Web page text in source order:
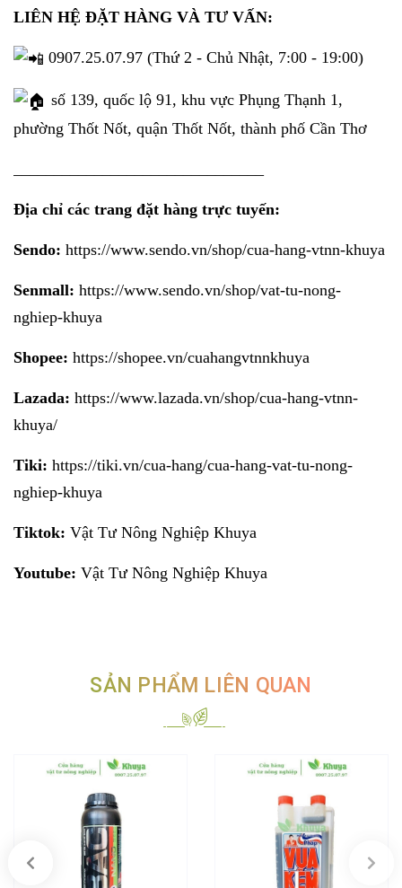
LIÊN HỆ ĐẶT HÀNG VÀ TƯ VẤN:
0907.25.07.97 (Thứ 2 - Chủ Nhật, 7:00 - 19:00)
số 139, quốc lộ 91, khu vực Phụng Thạnh 1,
phường Thốt Nốt, quận Thốt Nốt, thành phố Cần Thơ
Địa chỉ các trang đặt hàng trực tuyến:
Sendo: https://www.sendo.vn/shop/cua-hang-vtnn-khuya
Senmall: https://www.sendo.vn/shop/vat-tu-nong-
nghiep-khuya
Shopee: https://shopee.vn/cuahangvtnnkhuya
Lazada: https://www.lazada.vn/shop/cua-hang-vtnn-
khuya/
Tiki: https://tiki.vn/cua-hang/cua-hang-vat-tu-nong-
nghiep-khuya
Tiktok: Vật Tư Nông Nghiệp Khuya
Youtube: Vật Tư Nông Nghiệp Khuya
SẢN PHẨM LIÊN QUAN